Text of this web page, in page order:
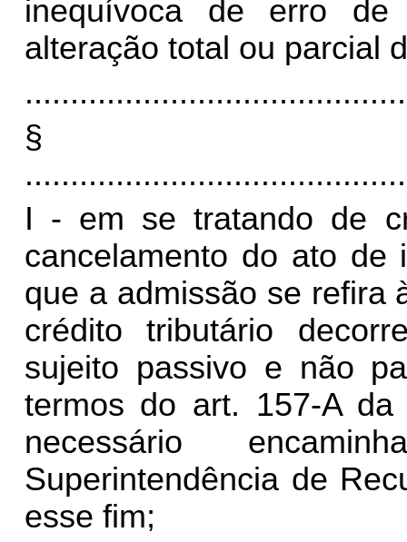
inequívoca de erro de
alteração total ou parcial
§
I - em se tratando de
cancelamento do ato de
que a admissão se refira
crédito tributário
sujeito passivo e não
termos do art. 157-A
necessário
Superintendência de
esse fim;